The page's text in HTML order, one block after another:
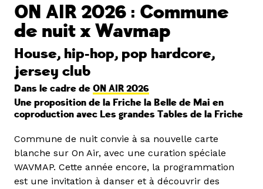
ON AIR 2026 : Commune
de nuit x Wavmap
House, hip-hop, pop hardcore,
jersey club
Dans le cadre de ON AIR 2026
Une proposition de la Friche la Belle de Mai en
coproduction avec Les grandes Tables de la Friche
Commune de nuit convie à sa nouvelle carte
blanche sur On Air, avec une curation spéciale
WAVMAP. Cette année encore, la programmation
est une invitation à danser et à découvrir des